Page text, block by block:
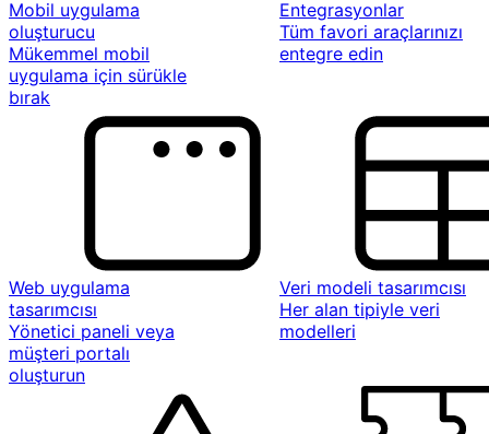
Mobil uygulama
oluşturucu
Mükemmel mobil
uygulama için sürükle
bırak
Entegrasyonlar
Tüm favori araçlarınızı
entegre edin
Web uygulama
tasarımcısı
Yönetici paneli veya
müşteri portalı
oluşturun
Veri modeli tasarımcısı
Her alan tipiyle veri
modelleri